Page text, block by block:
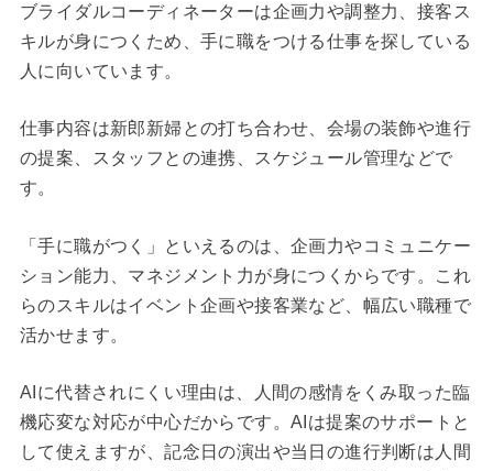
ブライダルコーディネーターは企画力や調整力、接客ス
キルが身につくため、手に職をつける仕事を探している
人に向いています。
仕事内容は新郎新婦との打ち合わせ、会場の装飾や進行
の提案、スタッフとの連携、スケジュール管理などで
す。
「手に職がつく」といえるのは、企画力やコミュニケー
ション能力、マネジメント力が身につくからです。これ
らのスキルはイベント企画や接客業など、幅広い職種で
活かせます。
AIに代替されにくい理由は、人間の感情をくみ取った臨
機応変な対応が中心だからです。AIは提案のサポートと
して使えますが、記念日の演出や当日の進行判断は人間